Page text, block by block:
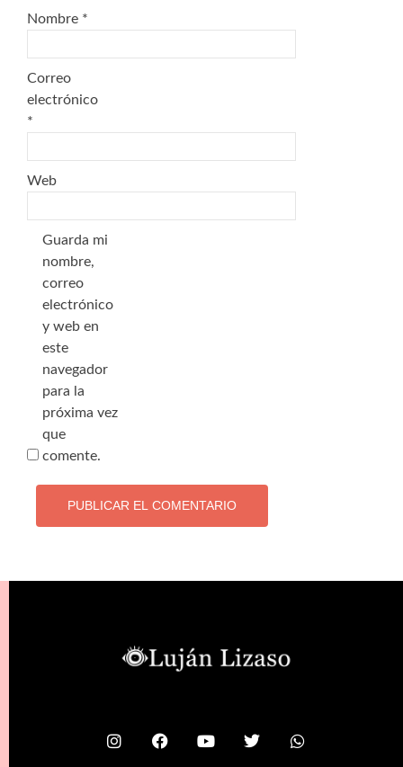
Nombre *
Correo
electrónico
*
Web
Guarda mi
nombre,
correo
electrónico
y web en
este
navegador
para la
próxima vez
que
comente.